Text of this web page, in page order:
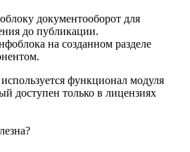
документооборот для
до публикации.
на созданном разделе
функционал модуля
доступен только в лицензиях